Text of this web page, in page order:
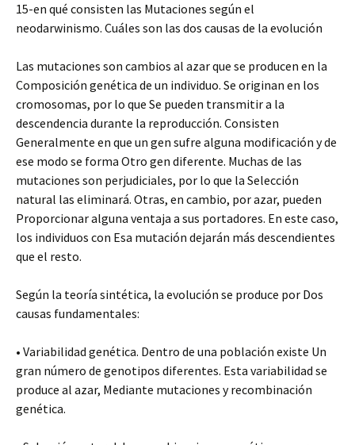
15-en qué consisten las Mutaciones según el
neodarwinismo. Cuáles son las dos causas de la evolución
Las mutaciones son cambios al azar que se producen en la
Composición genética de un individuo. Se originan en los
cromosomas, por lo que Se pueden transmitir a la
descendencia durante la reproducción. Consisten
Generalmente en que un gen sufre alguna modificación y de
ese modo se forma Otro gen diferente. Muchas de las
mutaciones son perjudiciales, por lo que la Selección
natural las eliminará. Otras, en cambio, por azar, pueden
Proporcionar alguna ventaja a sus portadores. En este caso,
los individuos con Esa mutación dejarán más descendientes
que el resto.
Según la teoría sintética, la evolución se produce por Dos
causas fundamentales:
• Variabilidad genética. Dentro de una población existe Un
gran número de genotipos diferentes. Esta variabilidad se
produce al azar, Mediante mutaciones y recombinación
genética.